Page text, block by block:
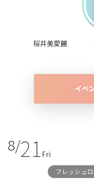
桜井美愛麗
イベ
8/21 Fri
フレッシュ